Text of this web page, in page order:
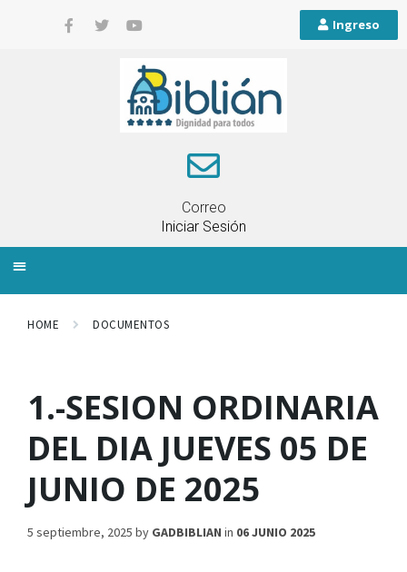
Ingreso
Correo
Iniciar Sesión
HOME DOCUMENTOS
1.-SESION ORDINARIA
DEL DIA JUEVES 05 DE
JUNIO DE 2025
5 septiembre, 2025 by GADBIBLIAN in 06 JUNIO 2025